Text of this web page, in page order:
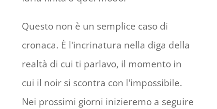
Questo non è un semplice caso di
cronaca. È l'incrinatura nella diga della
realtà di cui ti parlavo, il momento in
cui il noir si scontra con l'impossibile.
Nei prossimi giorni inizieremo a seguire